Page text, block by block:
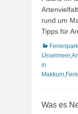
rund um
Tipps für
Kategorien
Ferienpark
IJsselmeer,
in
Makkum,
Was es